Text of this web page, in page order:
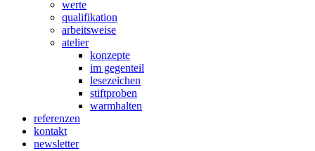
werte
qualifikation
arbeitsweise
atelier
konzepte
im gegenteil
lesezeichen
stiftproben
warmhalten
referenzen
kontakt
newsletter